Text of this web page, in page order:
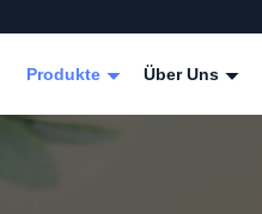
Produkte Über Uns